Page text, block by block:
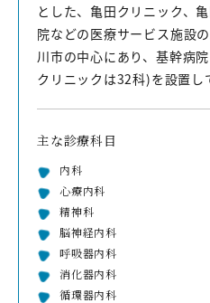
とした、亀田クリニック、
院などの医療サービス施設
川市の中心にあり、基幹病
クリニックは32科)を設置し
主な診療科目
内科
心療内科
精神科
脳神経内科
呼吸器内科
消化器内科
循環器内科